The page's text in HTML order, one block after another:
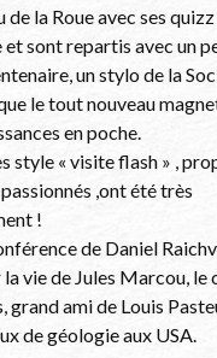
de la Roue avec ses
sont repartis avec un
un stylo de la
le tout nouveau
en poche.
style « visite flash » ,
,ont été très
!
de Daniel
vie de Jules Marcou, le
grand ami de Louis
de géologie aux USA.